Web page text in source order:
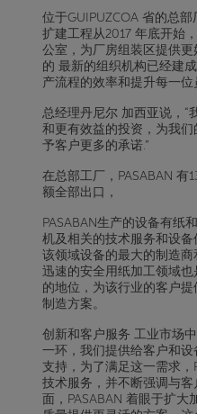
位于GUIPUZCOA 省的总
扩建工程从2017 年底开始
公室，为厂房组装区提供更
的 最新的组织机构已经建
产流程的效率和提升每一位
总经理丹尼尔 加西亚说，“
和更有效益的投资，为我
予客户更多的承诺.”
在总部工厂，PASABAN 有
额全部出口，
PASABAN生产的设备有纸
机及相关的技术服务和设
该领域设备的最大的制造
迅速的安全用纸加工领域
的地位，为该行业的客户
制造方案。
创新和客户服务 工业市场
一环，我们提供给客户和
支持，为了满足这一需求，
技术服务，并不断强调与
面，PASABAN 着眼于扩大